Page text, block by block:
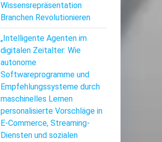
Wissensrepräsentation
Branchen Revolutionieren
„Intelligente Agenten im
digitalen Zeitalter: Wie
autonome
Softwareprogramme und
Empfehlungssysteme durch
maschinelles Lernen
personalisierte Vorschläge in
E-Commerce, Streaming-
Diensten und sozialen